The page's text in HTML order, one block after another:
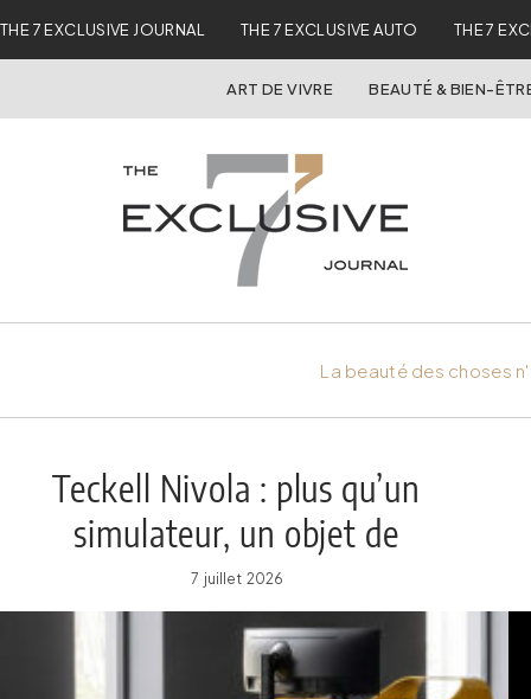
THE 7 EXCLUSIVE JOURNAL THE 7 EXCLUSIVE AUTO THE 7
ART DE VIVRE BEAUTÉ & BIEN-
La beauté des choses
Teckell Nivola : plus qu’un
simulateur, un objet de
collection !
7 juillet 2026